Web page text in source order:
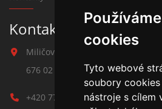
cookies
Tyto webové
soubory
nástroje s cílem
Kontakt na závlahy
Miličova 541
676 02 Moravské Budějovice
+420 777 780 938